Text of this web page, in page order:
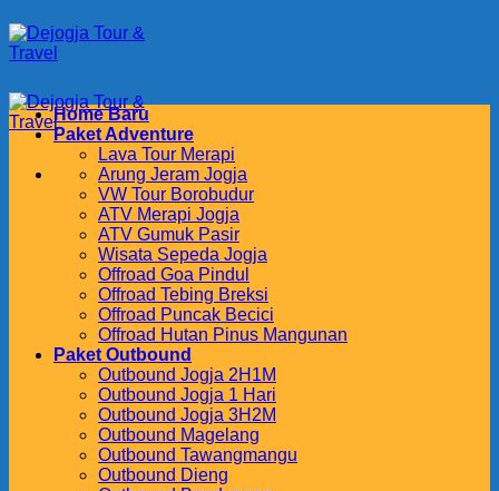
to
content
Home Baru
Paket Adventure
Lava Tour Merapi
Arung Jeram Jogja
VW Tour Borobudur
ATV Merapi Jogja
ATV Gumuk Pasir
Wisata Sepeda Jogja
Offroad Goa Pindul
Offroad Tebing Breksi
Offroad Puncak Becici
Offroad Hutan Pinus Mangunan
Paket Outbound
Outbound Jogja 2H1M
Outbound Jogja 1 Hari
Outbound Jogja 3H2M
Outbound Magelang
Outbound Tawangmangu
Outbound Dieng